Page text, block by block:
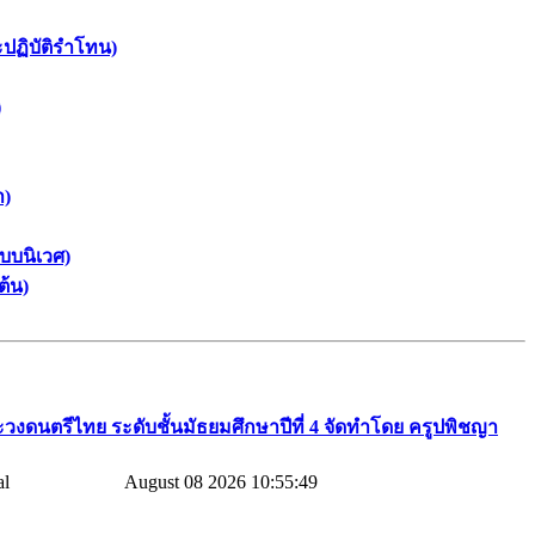
ฏิบัติรำโทน)
)
บนิเวศ)
น)
วงดนตรีไทย​ ระดับชั้นมัธยมศึกษาปีที่​ 4​ จัดทำโดย​ ครูปพิชญา​
August 08 2026 10:55:49